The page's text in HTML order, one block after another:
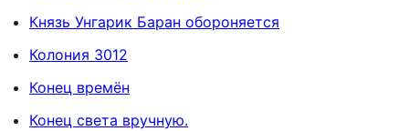
Князь Унгарик Баран обороняется
Колония 3012
Конец времён
Конец света вручную.